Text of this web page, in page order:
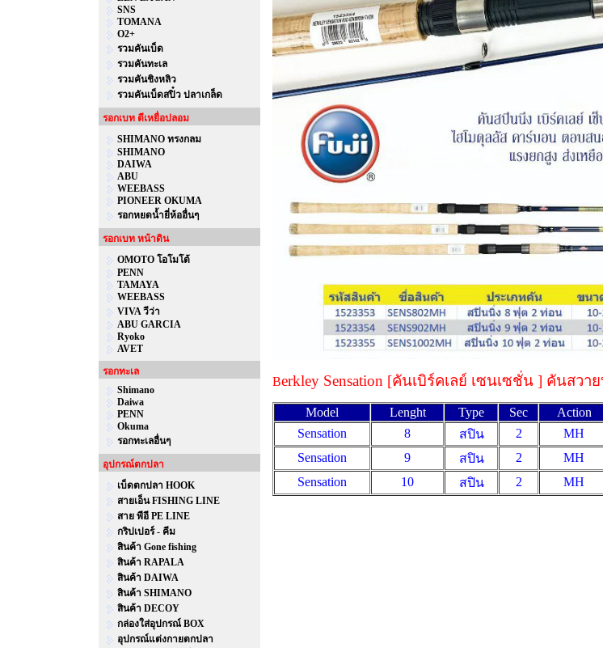
SNS
TOMANA
O2+
รวมคันเบ็ด
รวมคันทะเล
รวมคันชิงหลิว
รวมคันเบ็ดสปิ๋ว ปลาเกล็ด
รอกเบท ตีเหยื่อปลอม
SHIMANO ทรงกลม
SHIMANO
DAIWA
ABU
WEEBASS
PIONEER OKUMA
รอกหยดน้ำยี่ห้ออื่นๆ
รอกเบท หน้าดิน
OMOTO โอโมโต้
PENN
TAMAYA
WEEBASS
VIVA วีว่า
ABU GARCIA
Ryoko
AVET
รอกทะเล
Shimano
Daiwa
PENN
Okuma
รอกทะเลอื่นๆ
อุปกรณ์ตกปลา
เบ็ดตกปลา HOOK
สายเอ็น FISHING LINE
สาย พีอี PE LINE
กริปเปอร์ - คีม
สินค้า Gone fishing
สินค้า RAPALA
สินค้า DAIWA
สินค้า SHIMANO
สินค้า DECOY
กล่องใส่อุปกรณ์ BOX
อุปกรณ์แต่งกายตกปลา
Berkley Sensation [คันเบิร์คเลย์ เซนเซชั่น ] คันสว
Model Lenght Type Sec Action
Sensation
8 สปิน 2 MH
Sensation
9 สปิน 2 MH
Sensation
10 สปิน 2 MH